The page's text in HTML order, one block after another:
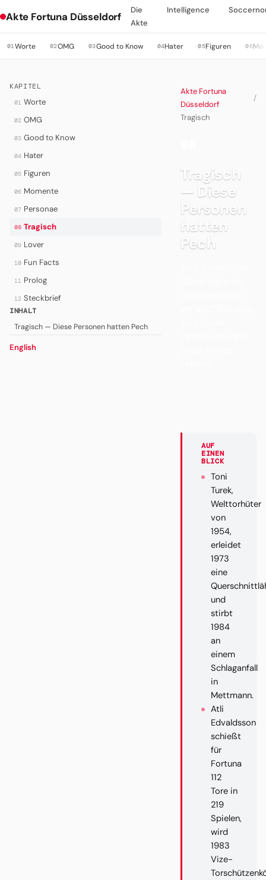
Akte Fortuna Düsseldorf
Die
Akte
Intelligence
01Worte 02OMG 03Good to Know 04Hater 05Figuren 06
KAPITEL
01 Worte
02 OMG
03 Good to Know
04 Hater
05 Figuren
06 Momente
07 Personae
08 Tragisch
09 Lover
10 Fun Facts
11 Prolog
12 Steckbrief
INHALT
Tragisch — Diese Personen hatten Pech
English
Akte Fortuna
Düsseldorf
/
Tragisch
Tragisch
— Diese
Personen
hatten
Pech
AUF
EINEN
BLICK
Toni
Turek,
Welttorhüter
von
1954,
erleidet
1973
eine
und
stirbt
1984
an
einem
Schlaganfall
in
Mettmann.
Atli
Edvaldsson
schießt
für
Fortuna
112
Tore in
219
Spielen,
wird
1983
Vize-